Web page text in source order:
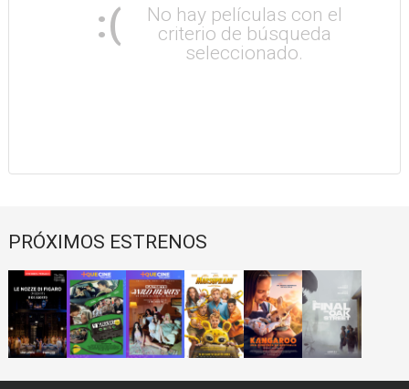
:(
No hay películas con el
criterio de búsqueda
seleccionado.
PRÓXIMOS ESTRENOS